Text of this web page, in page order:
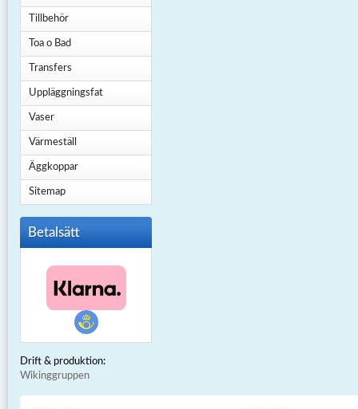
Tillbehör
Toa o Bad
Transfers
Uppläggningsfat
Vaser
Värmeställ
Äggkoppar
Sitemap
Betalsätt
Drift & produktion:
Wikinggruppen